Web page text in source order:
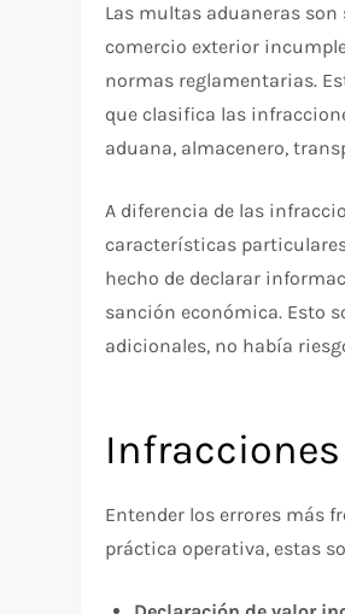
Las multas aduaneras
comercio exterior
normas reglamentarias.
que clasifica las
aduana, almacenero,
A diferencia de las
características
hecho de declarar
sanción económica. Esto
adicionales, no había
Entender los errores más
práctica operativa, estas